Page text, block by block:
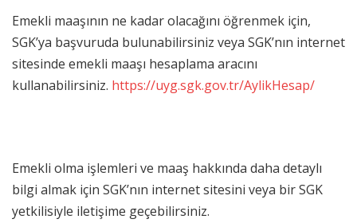
Emekli maaşının ne kadar olacağını öğrenmek için,
SGK’ya başvuruda bulunabilirsiniz veya SGK’nın internet
sitesinde emekli maaşı hesaplama aracını
kullanabilirsiniz. https://uyg.sgk.gov.tr/AylikHesap/
Emekli olma işlemleri ve maaş hakkında daha detaylı
bilgi almak için SGK’nın internet sitesini veya bir SGK
yetkilisiyle iletişime geçebilirsiniz.